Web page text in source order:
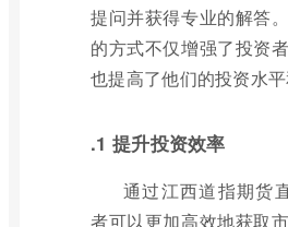
提问并获得专业的解答
的方式不仅增强了投资
也提高了他们的投资水平
.1 提升投资效率
通过江西道指期货
者可以更加高效地获取